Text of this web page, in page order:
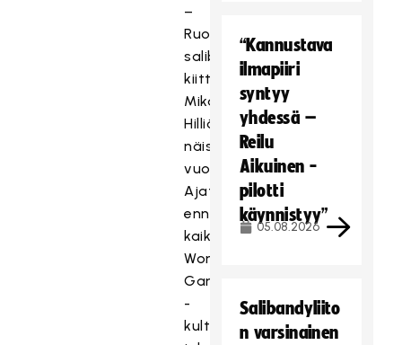
–
Ruotsin
salibandyliitto
kiittää
Mikael
Hilliä
näistä
vuosista.
Ajattelen
ennen
kaikkea
World
Games
-
kultaa,
“Kannustava
ilmapiiri
syntyy
yhdessä –
Reilu
Aikuinen -
pilotti
käynnistyy”
05.08.2026
Salibandyliito
n varsinainen